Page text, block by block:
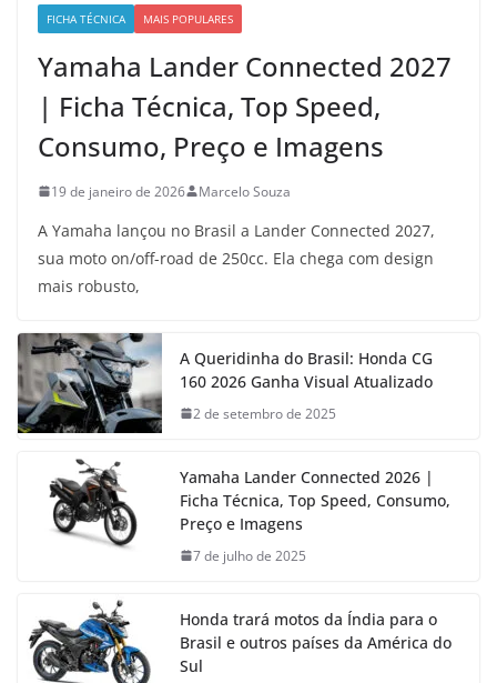
FICHA TÉCNICA MAIS POPULARES
Yamaha Lander Connected 2027
| Ficha Técnica, Top Speed,
Consumo, Preço e Imagens
19 de janeiro de 2026 Marcelo Souza
A Yamaha lançou no Brasil a Lander Connected 2027,
sua moto on/off-road de 250cc. Ela chega com design
mais robusto,
A Queridinha do Brasil: Honda CG
160 2026 Ganha Visual Atualizado
2 de setembro de 2025
Yamaha Lander Connected 2026 |
Ficha Técnica, Top Speed, Consumo,
Preço e Imagens
7 de julho de 2025
Honda trará motos da Índia para o
Brasil e outros países da América do
Sul